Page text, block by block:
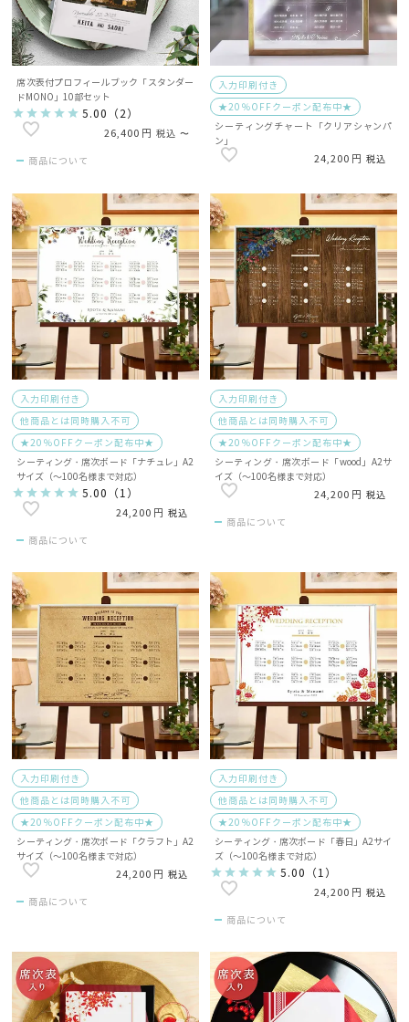
席次表付プロフィールブック「スタンダー
ドMONO」10部セット
5.00 （2）
26,400 税込 〜
商品について
入力印刷付き
★20％OFFクーポン配布中★
シーティングチャート「クリアシャンパ
ン」
24,200 税込
入力印刷付き
他商品とは同時購入不可
★20％OFFクーポン配布中★
シーティング・席次ボード「ナチュレ」A2
サイズ（～100名様まで対応）
5.00 （ 1 ）
24,200 税込
商品について
入力印刷付き
他商品とは同時購入不可
★20％OFFクーポン配布中★
シーティング・席次ボード「wood」A2サ
イズ（～100名様まで対応）
24,200 税込
商品について
入力印刷付き
他商品とは同時購入不可
★20％OFFクーポン配布中★
シーティング・席次ボード「クラフト」A2
サイズ（～100名様まで対応）
24,200 税込
商品について
入力印刷付き
他商品とは同時購入不可
★20％OFFクーポン配布中★
シーティング・席次ボード「春日」A2サイ
ズ（～100名様まで対応）
5.00 （ 1 ）
24,200 税込
商品について